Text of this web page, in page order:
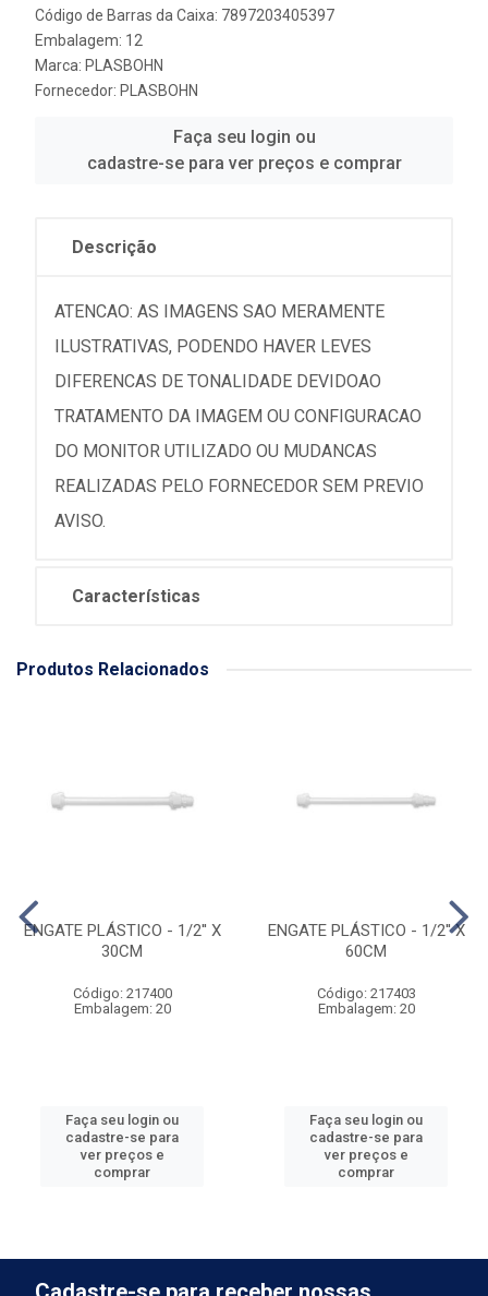
Código de Barras da Caixa: 7897203405397
Embalagem: 12
Marca: PLASBOHN
Fornecedor: PLASBOHN
Faça seu login ou
cadastre-se para ver preços e comprar
Descrição
ATENCAO: AS IMAGENS SAO MERAMENTE
ILUSTRATIVAS, PODENDO HAVER LEVES
DIFERENCAS DE TONALIDADE DEVIDOAO
TRATAMENTO DA IMAGEM OU CONFIGURACAO
DO MONITOR UTILIZADO OU MUDANCAS
REALIZADAS PELO FORNECEDOR SEM PREVIO
AVISO.
Características
Produtos Relacionados
ENGATE PLÁSTICO - 1/2'' X
30CM
Código: 217400
Embalagem: 20
Faça seu login ou
cadastre-se para
ver preços e
comprar
ENGATE PLÁSTICO - 1/2'' X
60CM
Código: 217403
Embalagem: 20
Faça seu login ou
cadastre-se para
ver preços e
comprar